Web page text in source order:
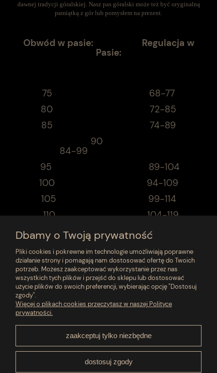
dawnej tradycji góralskiej. Nasz pas góralski może też być oryginalną
pamiątką z gór lub pomysłem na prezent.
Obwód w pasie: Regulacja w
Pasie:
75 68-77
80 72-85
85 74-89
90
84-99
95 89-104
100 94-109
105 99-114
110 104-119
115 109-123
120 114-129
125 119-133
Najniższa cena z ostatnich 30 dni- 890zł
Moje konto
Płatności i dostawa
Pomoc
Dbamy o Twoją prywatność
Pliki cookies i pokrewne im technologie umożliwiają poprawne
działanie strony i pomagają nam dostosować ofertę do Twoich
potrzeb. Możesz zaakceptować wykorzystanie przez nas
wszystkich tych plików i przejść do sklepu lub dostosować
użycie plików do swoich preferencji, wybierając opcję "Dostosuj
zgody".
Więcej o plikach cookies przeczytasz w naszej Polityce
prywatności.
zaakceptuj tylko niezbędne
dostosuj zgody